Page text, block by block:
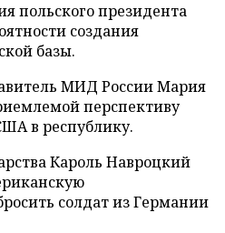
польского президента
создания
базы.
МИД России Мария
перспективу
в республику.
Кароль Навроцкий
солдат из Германии